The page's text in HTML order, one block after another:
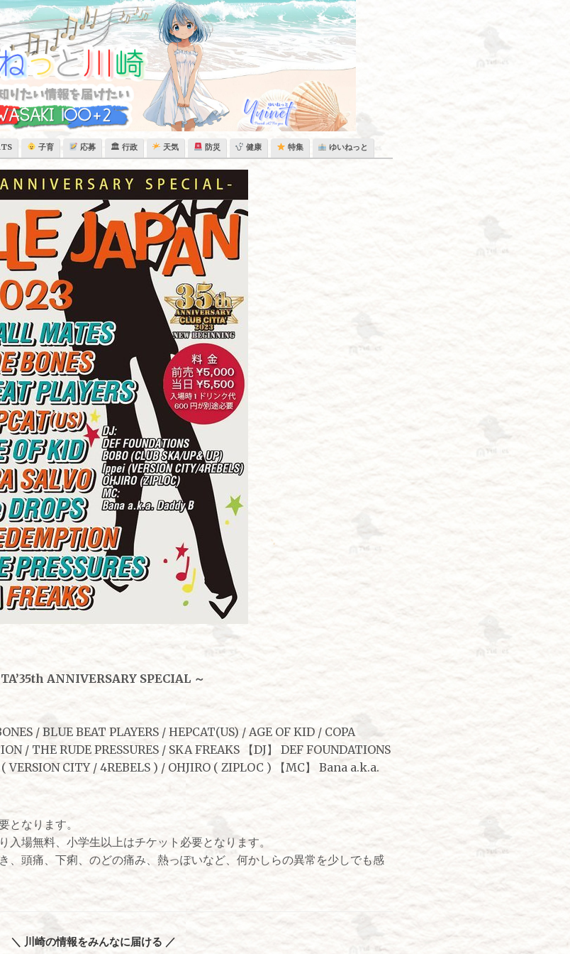
子育 応募 🏛 行政 天気 防災 健康 特集 ゆいねっと
ANNIVERSARY SPECIAL ～
/ BLUE BEAT PLAYERS / HEPCAT(US) / AGE OF KID / COPA
/ THE RUDE PRESSURES / SKA FREAKS 【DJ】 DEF FOUNDATIONS
CITY / 4REBELS ) / OHJIRO ( ZIPLOC ) 【MC】 Bana a.k.a.
なります。
場無料、小学生以上はチケット必要となります。
、頭痛、下痢、のどの痛み、熱っぽいなど、何かしらの異常を少しでも感
＼ 川崎の情報をみんなに届ける ／